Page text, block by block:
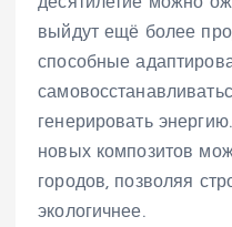
выйдут ещё более
способные
генерировать
новых композитов
городов, позволяя
экологичнее.